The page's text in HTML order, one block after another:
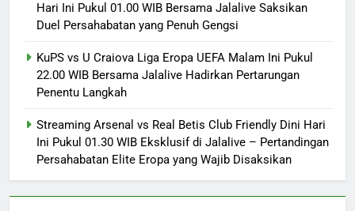
Hari Ini Pukul 01.00 WIB Bersama Jalalive Saksikan
Duel Persahabatan yang Penuh Gengsi
KuPS vs U Craiova Liga Eropa UEFA Malam Ini Pukul
22.00 WIB Bersama Jalalive Hadirkan Pertarungan
Penentu Langkah
Streaming Arsenal vs Real Betis Club Friendly Dini Hari
Ini Pukul 01.30 WIB Eksklusif di Jalalive – Pertandingan
Persahabatan Elite Eropa yang Wajib Disaksikan